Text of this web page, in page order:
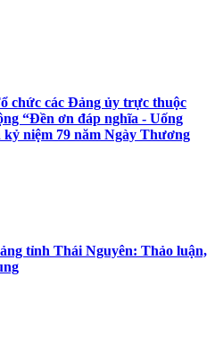
chức các Đảng ủy trực thuộc
“Đền ơn đáp nghĩa - Uống
niệm 79 năm Ngày Thương
tỉnh Thái Nguyên: Thảo luận,